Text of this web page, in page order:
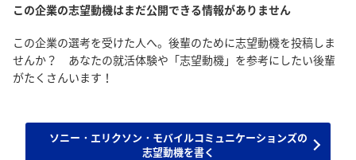
この企業の志望動機はまだ公開できる情報がありません
この企業の選考を受けた人へ。後輩のために志望動機を投稿しま
せんか？ あなたの就活体験や「志望動機」を参考にしたい後輩
がたくさんいます！
ソニー・エリクソン・モバイルコミュニケーションズの
志望動機を書く